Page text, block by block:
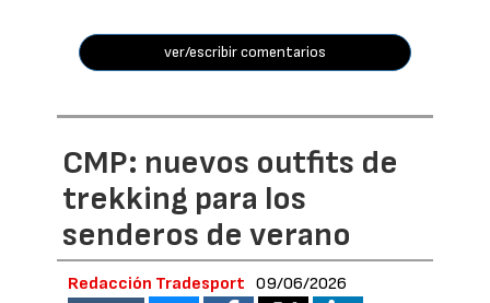
ver/escribir comentarios
CMP: nuevos outfits de
trekking para los
senderos de verano
Redacción Tradesport 09/06/2026